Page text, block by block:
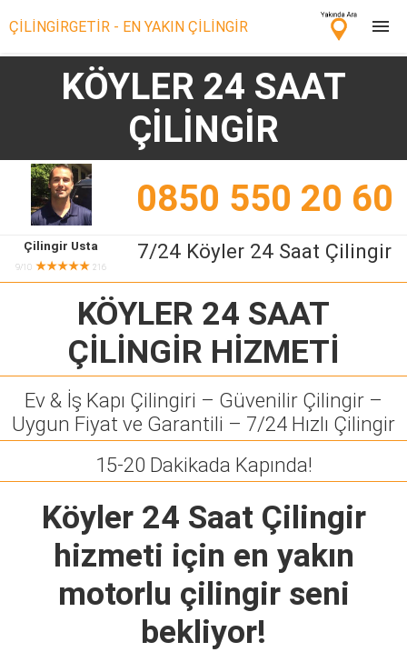
ÇİLİNGİRGETİR - EN YAKIN ÇİLİNGİR
Çilingir Ara
Çilingir misin? Bize Katıl!
KÖYLER 24 SAAT
ÇİLİNGİR
0850 550 20 60
Çilingir Usta
9/10 ★★★★★216
7/24 Köyler 24 Saat Çilingir
KÖYLER 24 SAAT
ÇİLİNGİR HİZMETİ
Ev & İş Kapı Çilingiri – Güvenilir Çilingir –
Uygun Fiyat ve Garantili – 7/24 Hızlı Çilingir
15-20 Dakikada Kapında!
Köyler 24 Saat Çilingir
hizmeti için en yakın
motorlu çilingir seni
bekliyor!